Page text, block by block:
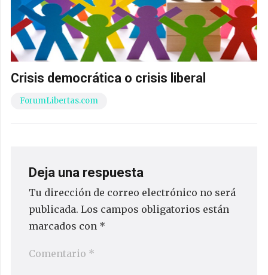
Crisis democrática o crisis liberal
ForumLibertas.com
Deja una respuesta
Tu dirección de correo electrónico no será
publicada. Los campos obligatorios están
marcados con *